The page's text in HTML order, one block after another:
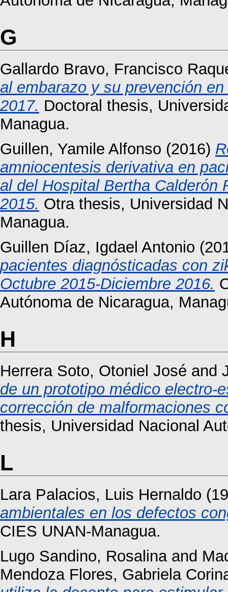
G
Gallardo Bravo, Francisco
al embarazo y su prevención
2017. Doctoral thesis,
Managua.
Guillen, Yamile Alfonso (2016)
amniocentesis derivativa en
al del Hospital Bertha Calderón
2015. Otra thesis, Universidad
Managua.
Guillen Díaz, Igdael Antonio
pacientes diagnósticadas con
Octubre 2015-Diciembre 2016.
Autónoma de Nicaragua,
H
Herrera Soto, Otoniel José and
de un prototipo médico electro-
corrección de malformaciones
thesis, Universidad Nacional
L
Lara Palacios, Luis Hernaldo
ambientales en los defectos
CIES UNAN-Managua.
Lugo Sandino, Rosalinaand
Mendoza Flores, Gabriela